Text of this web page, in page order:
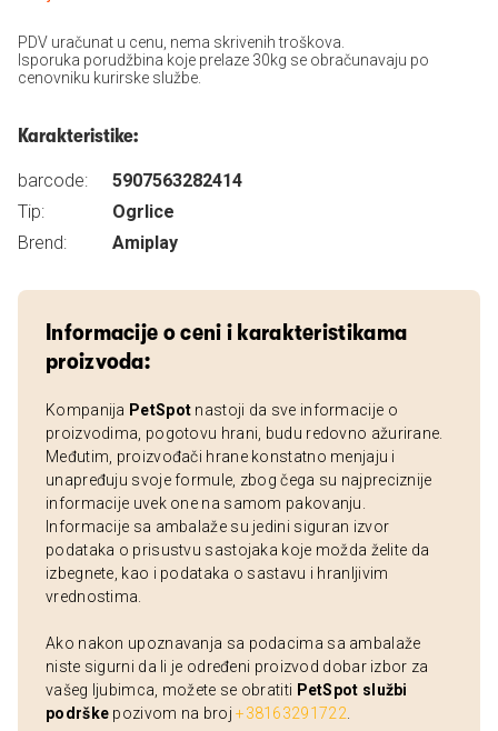
PDV uračunat u cenu, nema skrivenih troškova.
Isporuka porudžbina koje prelaze 30kg se obračunavaju po
cenovniku kurirske službe.
Karakteristike:
barcode:
5907563282414
Tip:
Ogrlice
Brend:
Amiplay
Informacije o ceni i karakteristikama
proizvoda:
Kompanija PetSpot nastoji da sve informacije o
proizvodima, pogotovu hrani, budu redovno ažurirane.
Međutim, proizvođači hrane konstatno menjaju i
unapređuju svoje formule, zbog čega su najpreciznije
informacije uvek one na samom pakovanju.
Informacije sa ambalaže su jedini siguran izvor
podataka o prisustvu sastojaka koje možda želite da
izbegnete, kao i podataka o sastavu i hranljivim
vrednostima.
Ako nakon upoznavanja sa podacima sa ambalaže
niste sigurni da li je određeni proizvod dobar izbor za
vašeg ljubimca, možete se obratiti PetSpot službi
podrške pozivom na broj+38163291722